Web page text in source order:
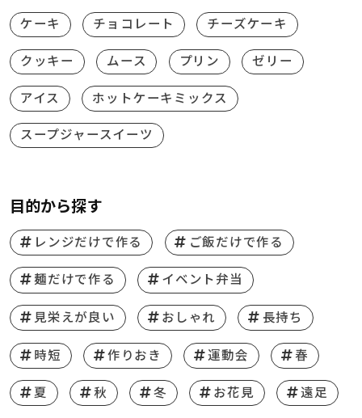
ケーキ チョコレート チーズケーキ
クッキー ムース プリン ゼリー
アイス ホットケーキミックス
スープジャースイーツ
目的から探す
レンジだけで作る ご飯だけで作る
麺だけで作る イベント弁当
見栄えが良い おしゃれ 長持ち
時短 作りおき 運動会 春
夏 秋 冬 お花見 遠足